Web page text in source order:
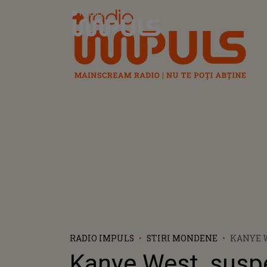
Radio Impuls
RADIO IMPULS STIRI MONDENE
KANYE
DE